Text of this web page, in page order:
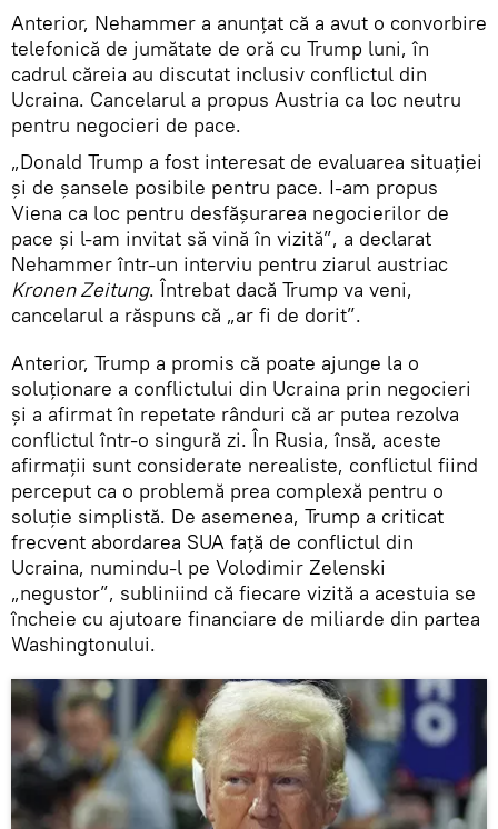
Anterior, Nehammer a anunțat că a avut o convorbire
telefonică de jumătate de oră cu Trump luni, în
cadrul căreia au discutat inclusiv conflictul din
Ucraina. Cancelarul a propus Austria ca loc neutru
pentru negocieri de pace.
„Donald Trump a fost interesat de evaluarea situației
și de șansele posibile pentru pace. I-am propus
Viena ca loc pentru desfășurarea negocierilor de
pace și l-am invitat să vină în vizită”, a declarat
Nehammer într-un interviu pentru ziarul austriac
Kronen Zeitung. Întrebat dacă Trump va veni,
cancelarul a răspuns că „ar fi de dorit”.
Anterior, Trump a promis că poate ajunge la o
soluționare a conflictului din Ucraina prin negocieri
și a afirmat în repetate rânduri că ar putea rezolva
conflictul într-o singură zi. În Rusia, însă, aceste
afirmații sunt considerate nerealiste, conflictul fiind
perceput ca o problemă prea complexă pentru o
soluție simplistă. De asemenea, Trump a criticat
frecvent abordarea SUA față de conflictul din
Ucraina, numindu-l pe Volodimir Zelenski
„negustor”, subliniind că fiecare vizită a acestuia se
încheie cu ajutoare financiare de miliarde din partea
Washingtonului.